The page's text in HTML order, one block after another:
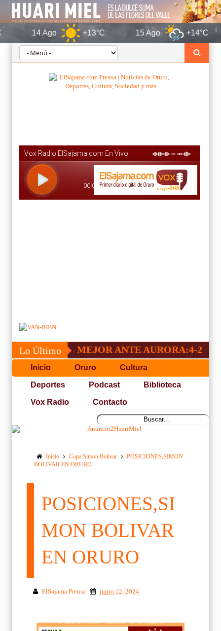
14 Ago +13°C 15 Ago +14°C
Lo Último
QUE ES EL MEJOR ANTE AURORA:4-2
Inicio Oruro Cultura
Deportes Podcast Biblioteca
Vox Radio Contacto
Inicio Copa Simon Bolivar
POSICIONES,SIMON
BOLIVAR EN ORURO
POSICIONES,SI
MON BOLIVAR
EN ORURO
ElSajama Prensa junio 12, 2024